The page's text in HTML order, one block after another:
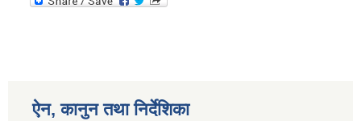
ऐन, कानुन तथा निर्देशिका